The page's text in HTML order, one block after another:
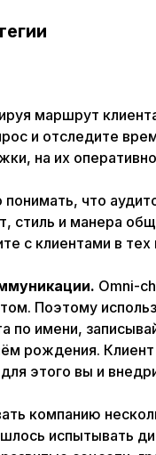
маршрут
и отследите
на их
что
стиль и манера
с клиентами в тех
Omni-
Поэтому
по имени,
рождения.
этого вы и
компанию
испытывать